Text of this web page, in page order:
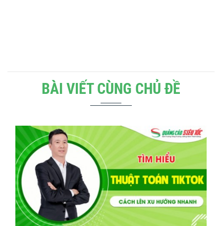
BÀI VIẾT CÙNG CHỦ ĐỀ